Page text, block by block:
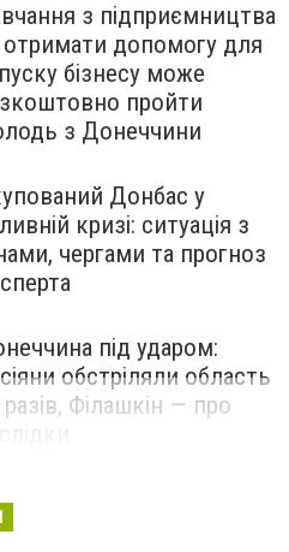
з підприємництва
отримати допомогу для
бізнесу може
пройти
з Донеччини
Донбас у
кризі: ситуація з
чергами та прогноз
під ударом:
обстріляли область
разів, Філашкін — про